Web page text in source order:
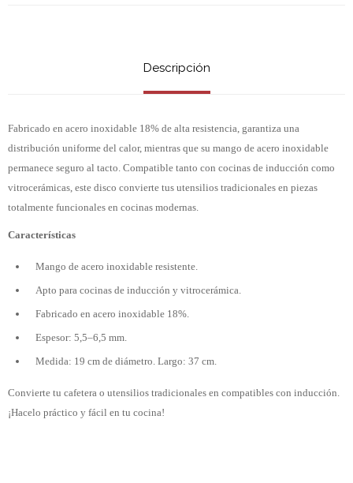
Descripción
Fabricado en acero inoxidable 18% de alta resistencia, garantiza una
distribución uniforme del calor, mientras que su mango de acero inoxidable
permanece seguro al tacto. Compatible tanto con cocinas de inducción como
vitrocerámicas, este disco convierte tus utensilios tradicionales en piezas
totalmente funcionales en cocinas modernas.
Características
Mango de acero inoxidable resistente.
Apto para cocinas de inducción y vitrocerámica.
Fabricado en acero inoxidable 18%.
Espesor: 5,5–6,5 mm.
Medida: 19 cm de diámetro. Largo: 37 cm.
Convierte tu cafetera o utensilios tradicionales en compatibles con inducción.
¡Hacelo práctico y fácil en tu cocina!